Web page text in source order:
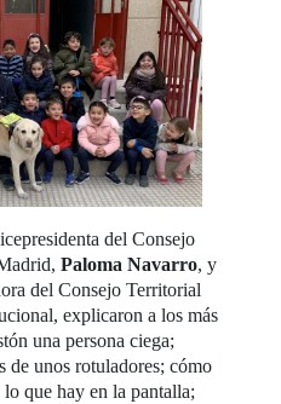
del Consejo
Paloma Navarro, y
del Consejo Territorial
explicaron a los más
una persona ciega;
de unos rotuladores; cómo
que hay en la pantalla;